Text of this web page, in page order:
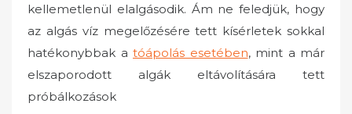
kellemetlenül elalgásodik. Ám ne feledjük, hogy
az algás víz megelőzésére tett kísérletek sokkal
hatékonybbak a tóápolás esetében, mint a már
elszaporodott algák eltávolítására tett
próbálkozások